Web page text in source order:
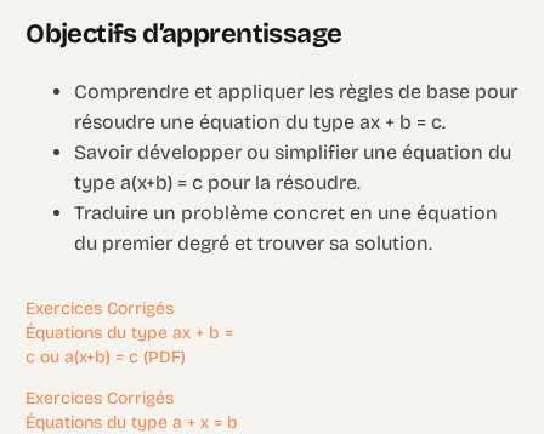
Objectifs d’apprentissage
Comprendre et appliquer les règles de base pour
résoudre une équation du type ax + b = c.
Savoir développer ou simplifier une équation du
type a(x+b) = c pour la résoudre.
Traduire un problème concret en une équation
du premier degré et trouver sa solution.
Exercices Corrigés
Équations du type ax + b =
c ou a(x+b) = c (PDF)
Exercices Corrigés
Équations du type a + x = b